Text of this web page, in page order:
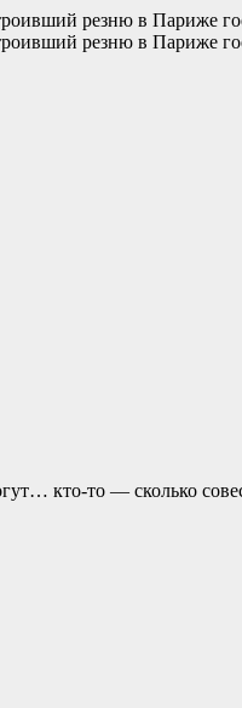
кто-то — сколько